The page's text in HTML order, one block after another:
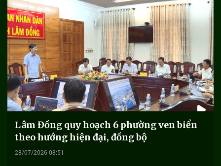
Lâm Đồng quy hoạch 6 phường ven biển
theo hướng hiện đại, đồng bộ
28/07/2026 08:51